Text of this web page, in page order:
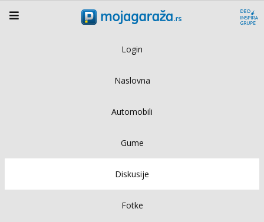
Login
Naslovna
Automobili
Gume
Diskusije
Fotke